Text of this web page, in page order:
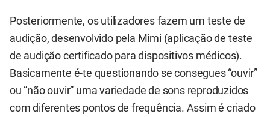
Posteriormente, os utilizadores fazem um teste de
audição, desenvolvido pela Mimi (aplicação de teste
de audição certificado para dispositivos médicos).
Basicamente é-te questionando se consegues “ouvir”
ou “não ouvir” uma variedade de sons reproduzidos
com diferentes pontos de frequência. Assim é criado